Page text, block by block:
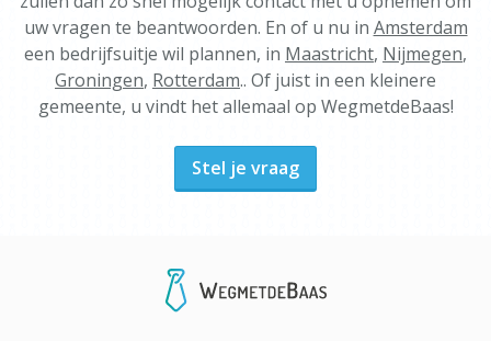
uw vragen te beantwoorden. En of u nu in Amsterdam
een bedrijfsuitje wil plannen, in Maastricht, Nijmegen,
Groningen, Rotterdam.. Of juist in een kleinere
gemeente, u vindt het allemaal op WegmetdeBaas!
Stel je vraag